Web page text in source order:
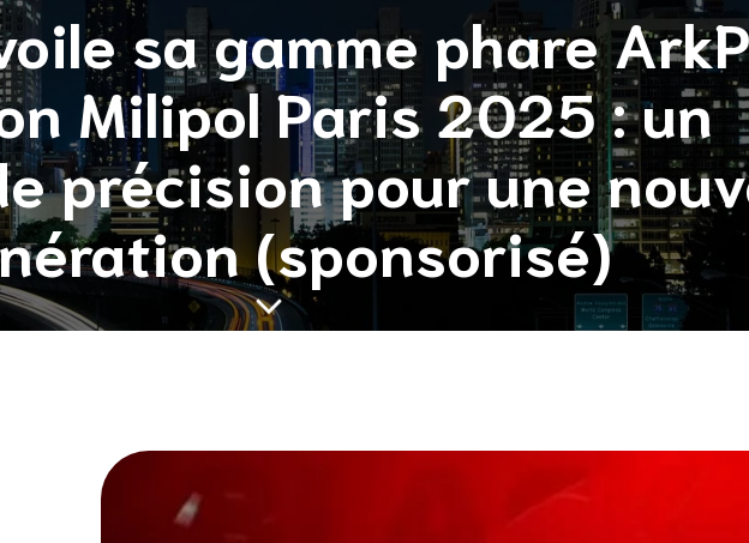
sa gamme phare
Milipol Paris 2025 : un
précision pour une
(sponsorisé)